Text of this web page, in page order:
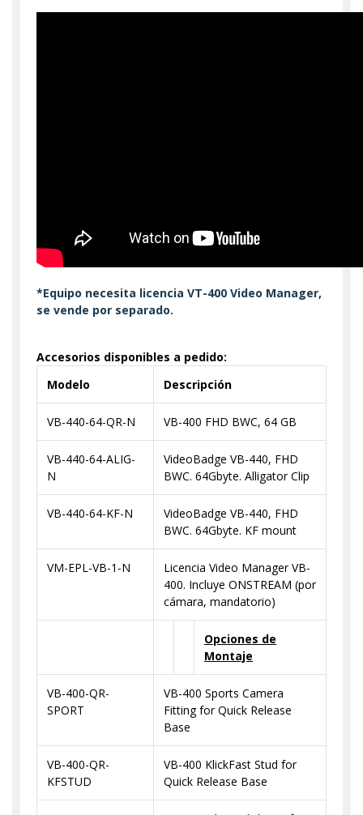
*Equipo necesita licencia VT-400 Video Manager,
se vende por separado.
Accesorios disponibles a pedido:
Modelo
Descripción
VB-440-64-QR-N VB-400 FHD BWC, 64 GB
VB-440-64-ALIG-
N
VideoBadge VB-440, FHD
BWC. 64Gbyte. Alligator Clip
VB-440-64-KF-N
VideoBadge VB-440, FHD
BWC. 64Gbyte. KF mount
VM-EPL-VB-1-N
Licencia Video Manager VB-
400. Incluye ONSTREAM (por
cámara, mandatorio)
Opciones de
Montaje
VB-400-QR-
SPORT
VB-400 Sports Camera
Fitting for Quick Release
Base
VB-400-QR-
KFSTUD
VB-400 KlickFast Stud for
Quick Release Base